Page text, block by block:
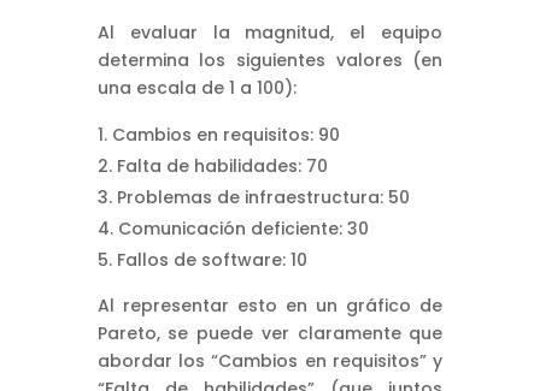
Al evaluar la magnitud, el equipo
determina los siguientes valores (en
una escala de 1 a 100):
Cambios en requisitos: 90
Falta de habilidades: 70
Problemas de infraestructura: 50
Comunicación deficiente: 30
Fallos de software: 10
Al representar esto en un gráfico de
Pareto, se puede ver claramente que
abordar los “Cambios en requisitos” y